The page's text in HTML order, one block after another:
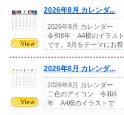
2026年8月 カレンダ...
2026年8月 カレンダー
令和8年 A4横のイラスト
です。8月をテーマにお祭
2026年8月 カレンダ...
2026年8月 カレンダー
二色のアイコン 令和8
年 A4横のイラストで